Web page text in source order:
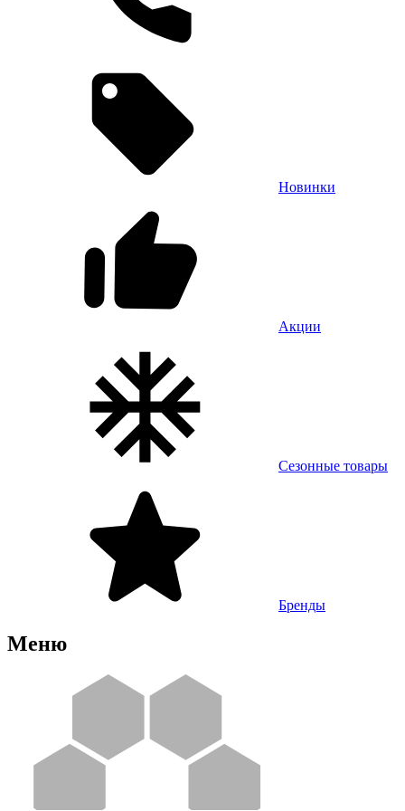
Новинки
Акции
Сезонные товары
Бренды
Меню